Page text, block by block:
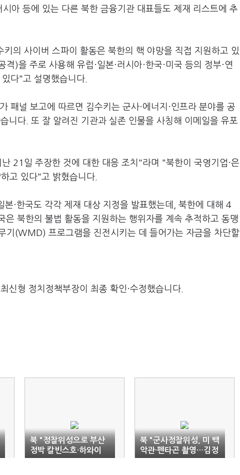
아 등에 있는 다른 북한 금융기관 대표들도 제재 리스트에 추
의 사이버 스파이 활동은 북한의 핵 야망을 직접 지원하고 있
)을 주로 사용해 유럽·일본·러시아·한국·미국 등의 정부·연
다"고 설명했습니다.
패널 보고에 따르면 김수키는 군사·에너지·인프라 분야를 공
니다. 또 잘 알려진 기관과 실존 인물을 사칭해 이메일을 유포
21일 주장한 것에 대한 대응 조치"라며 "북한이 국영기업·은
고 있다"고 밝혔습니다.
·한국도 각각 제재 대상 지정을 발표했는데, 북한에 대해 4
북한의 불법 활동을 지원하는 행위자를 계속 추적하고 동맹
기(WMD) 프로그램을 진전시키는 데 들어가는 자금을 차단할
신형 정치정책부장이 최종 확인·수정했습니다.
북 "정찰위성으로 부산
정박 칼빈스호·하와이
등 촬영"(종합)
북 "군사정찰위성, 미 백
악관·펜타곤 촬영…김정
은에 보고"